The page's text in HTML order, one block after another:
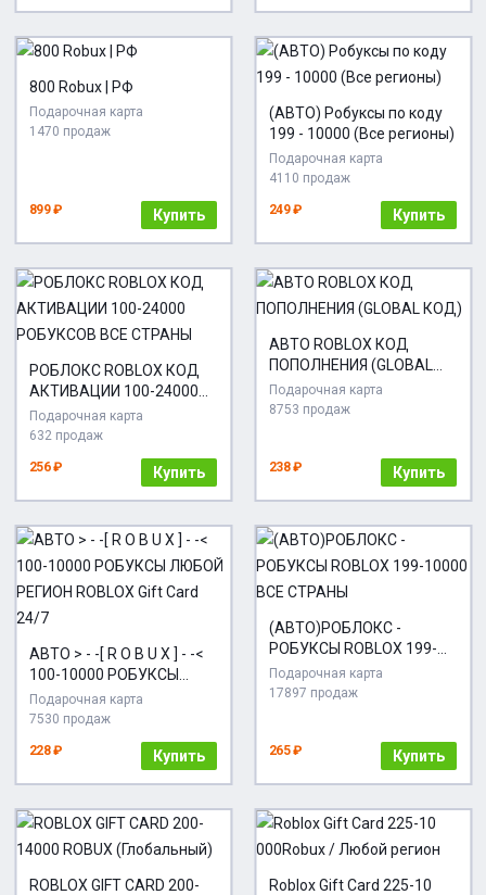
800 Robux | РФ
Подарочная карта
1470 продаж
899 ₽ Купить
(АВТО) Робуксы по коду
199 - 10000 (Все регионы)
Подарочная карта
4110 продаж
249 ₽ Купить
РОБЛОКС ROBLOX КОД
АКТИВАЦИИ 100-24000
РОБУКСОВ ВСЕ СТРАНЫ
Подарочная карта
632 продаж
256 ₽ Купить
АВТО ROBLOX КОД
ПОПОЛНЕНИЯ (GLOBAL
КОД)
Подарочная карта
8753 продаж
238 ₽ Купить
АВТО > - -[ R O B U X ] - -<
100-10000 РОБУКСЫ
ЛЮБОЙ РЕГИОН ROBLOX
Gift Card 24/7
Подарочная карта
7530 продаж
228 ₽ Купить
(АВТО)РОБЛОКС -
РОБУКСЫ ROBLOX 199-
10000 ВСЕ СТРАНЫ
Подарочная карта
17897 продаж
265 ₽ Купить
ROBLOX GIFT CARD 200-
Roblox Gift Card 225-10